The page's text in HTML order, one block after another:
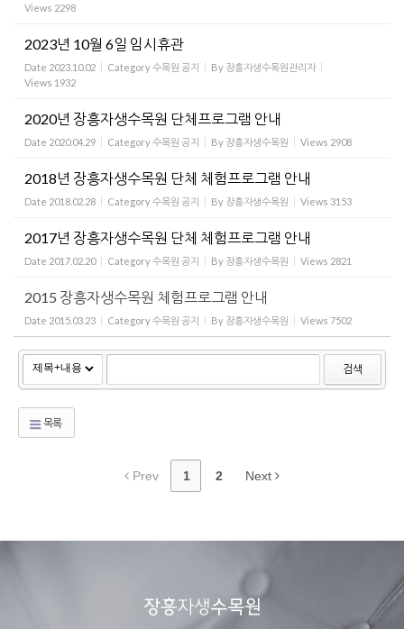
Views 2298
2023년 10월 6일 임시휴관
Date 2023.10.02 Category수목원 공지 By 장흥자생수목원관리자
Views 1932
2020년 장흥자생수목원 단체프로그램 안내
Date 2020.04.29 Category수목원 공지 By 장흥자생수목원 Views 2908
2018년 장흥자생수목원 단체 체험프로그램 안내
Date 2018.02.28 Category수목원 공지 By 장흥자생수목원 Views 3153
2017년 장흥자생수목원 단체 체험프로그램 안내
Date 2017.02.20 Category수목원 공지 By 장흥자생수목원 Views 2821
2015 장흥자생수목원 체험프로그램 안내
Date 2015.03.23 Category수목원 공지 By 장흥자생수목원 Views 7502
검색
목록
Prev 1 2 Next